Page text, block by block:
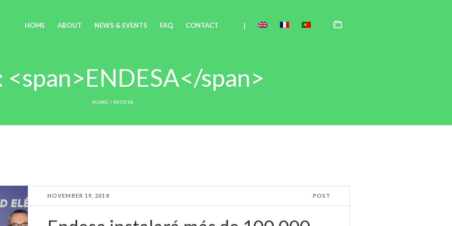
HOME ABOUT NEWS & EVENTS FAQ CONTACT |
<span>ENDESA</span>
HOME / ENDESA
NOVEMBER 19, 2018 POST